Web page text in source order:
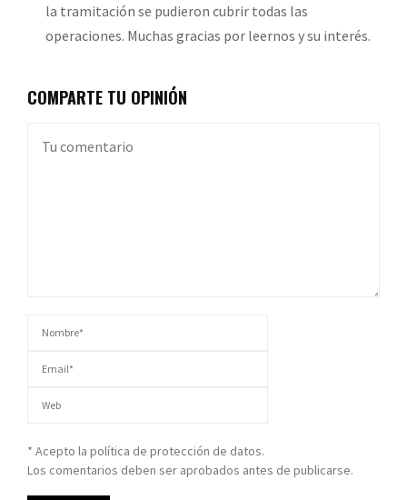
la tramitación se pudieron cubrir todas las
operaciones. Muchas gracias por leernos y su interés.
COMPARTE TU OPINIÓN
* Acepto la política de protección de datos.
Los comentarios deben ser aprobados antes de publicarse.